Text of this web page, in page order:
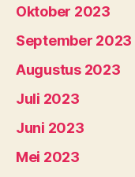
Oktober 2023
September 2023
Augustus 2023
Juli 2023
Juni 2023
Mei 2023